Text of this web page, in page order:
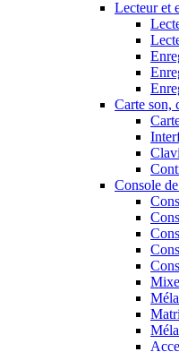
Lecteur et
Carte son,
Console